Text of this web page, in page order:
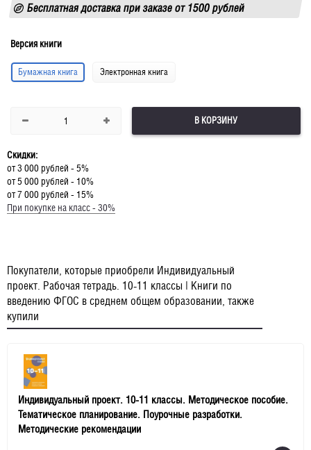
Бесплатная доставка при заказе от 1500 рублей
Версия книги
Бумажная книга Электронная книга
В КОРЗИНУ
Скидки:
от 3 000 рублей - 5%
от 5 000 рублей - 10%
от 7 000 рублей - 15%
При покупке на класс - 30%
Покупатели, которые приобрели Индивидуальный
проект. Рабочая тетрадь. 10-11 классы | Книги по
введению ФГОС в среднем общем образовании, также
купили
Индивидуальный проект. 10-11 классы. Методическое пособие.
Тематическое планирование. Поурочные разработки.
Методические рекомендации